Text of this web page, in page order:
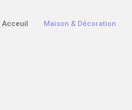
Acceuil Maison & Décoration